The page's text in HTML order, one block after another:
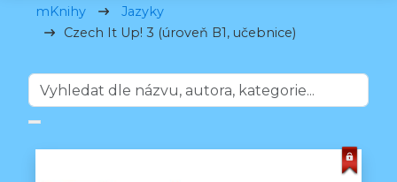
mKnihy
Jazyky
Czech It Up! 3 (úroveň B1, učebnice)